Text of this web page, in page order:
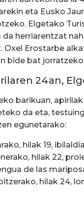
eta Eusko
Elgetako
da herriarentzat
Oxel Erostarbe
bide bat
24an,
barikuan,
da eta,
egunetarako:
hilak 19,
hilak 22,
de las
hilak 24,